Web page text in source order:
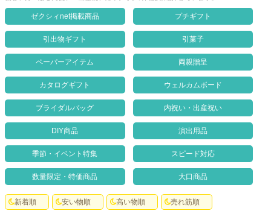
カタログギフト
ブライダルバッグ
演出用品
内祝い 出産祝い
季節イベント特集
よくあるご質問
ドメイン指定受信について
無料サンプル・資料請求
ゼクシィnet掲載商品 プチギフト
引出物ギフト 引菓子
ペーパーアイテム 両親贈呈
カタログギフト ウェルカムボード
ブライダルバッグ 内祝い・出産祝い
DIY商品 演出用品
季節・イベント特集 スピード対応
数量限定・特価商品 大口商品
新着順 安い物順 高い物順 売れ筋順